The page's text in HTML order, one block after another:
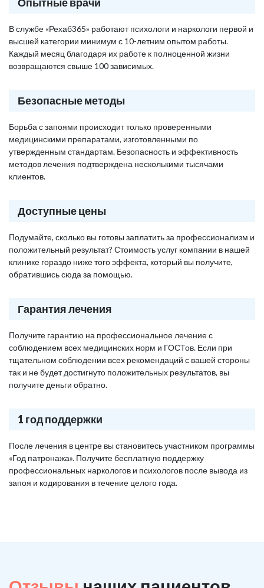
В службе «Рехаб365» работают психологи и наркологи первой и
высшей категории минимум с 10-летним опытом работы.
Каждый месяц благодаря их работе к полноценной жизни
возвращаются свыше 100 зависимых.
Безопасные методы
Борьба с запоями происходит только проверенными
медицинскими препаратами, изготовленными по
утвержденным стандартам. Безопасность и эффективность
методов лечения подтверждена несколькими тысячами
клиентов.
Доступные цены
Подумайте, сколько вы готовы заплатить за профессионализм и
положительный результат? Стоимость услуг компании в нашей
клинике гораздо ниже того эффекта, который вы получите,
обратившись сюда за помощью.
Гарантия лечения
Получите гарантию на профессиональное лечение с
соблюдением всех медицинских норм и ГОСТов. Если при
тщательном соблюдении всех рекомендаций с вашей стороны
так и не будет достигнуто положительных результатов, вы
получите деньги обратно.
1 год поддержки
После лечения в центре вы становитесь участником программы
«Год патронажа». Получите бесплатную поддержку
профессиональных наркологов и психологов после вывода из
запоя и кодирования в течение целого года.